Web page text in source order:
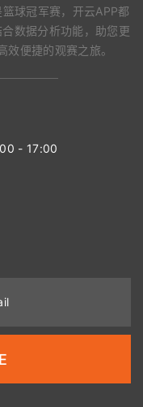
球冠军赛，开云APP都
数据分析功能，助您更
便捷的观赛之旅。
- 17:00